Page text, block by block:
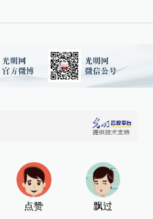
点赞 飘过